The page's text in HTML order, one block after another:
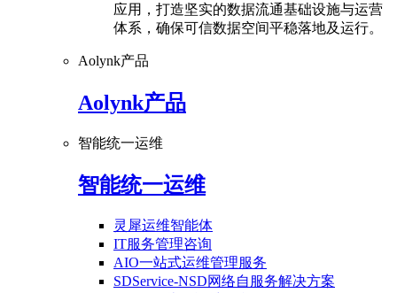
应用，打造坚实的数据流通基础设施与运营
体系，确保可信数据空间平稳落地及运行。
Aolynk产品
Aolynk产品
智能统一运维
智能统一运维
灵犀运维智能体
IT服务管理咨询
AIO一站式运维管理服务
SDService-NSD网络自服务解决方案